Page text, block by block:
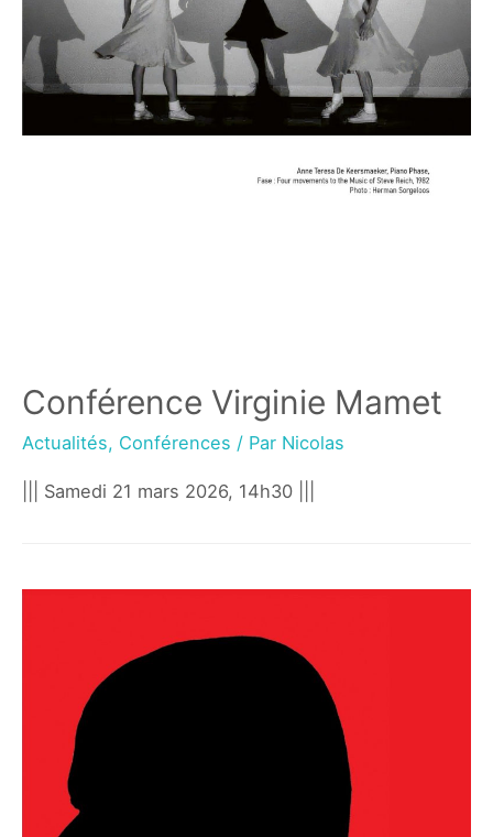
Conférence Virginie Mamet
Actualités, Conférences / Par Nicolas
||| Samedi 21 mars 2026, 14h30 |||